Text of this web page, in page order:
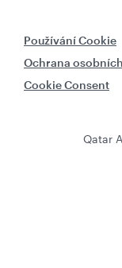
Používání Cookie
Ochrana
Cookie Consent
Qatar